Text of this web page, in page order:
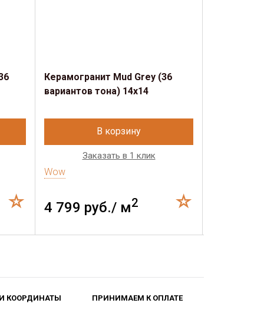
Керамогранит Mud Grey (36
вариантов тона) 14х14
В корзину
Заказать в 1 клик
Wow
4 799 руб./ м2
КООРДИНАТЫ ПРИНИМАЕМ К ОПЛАТЕ